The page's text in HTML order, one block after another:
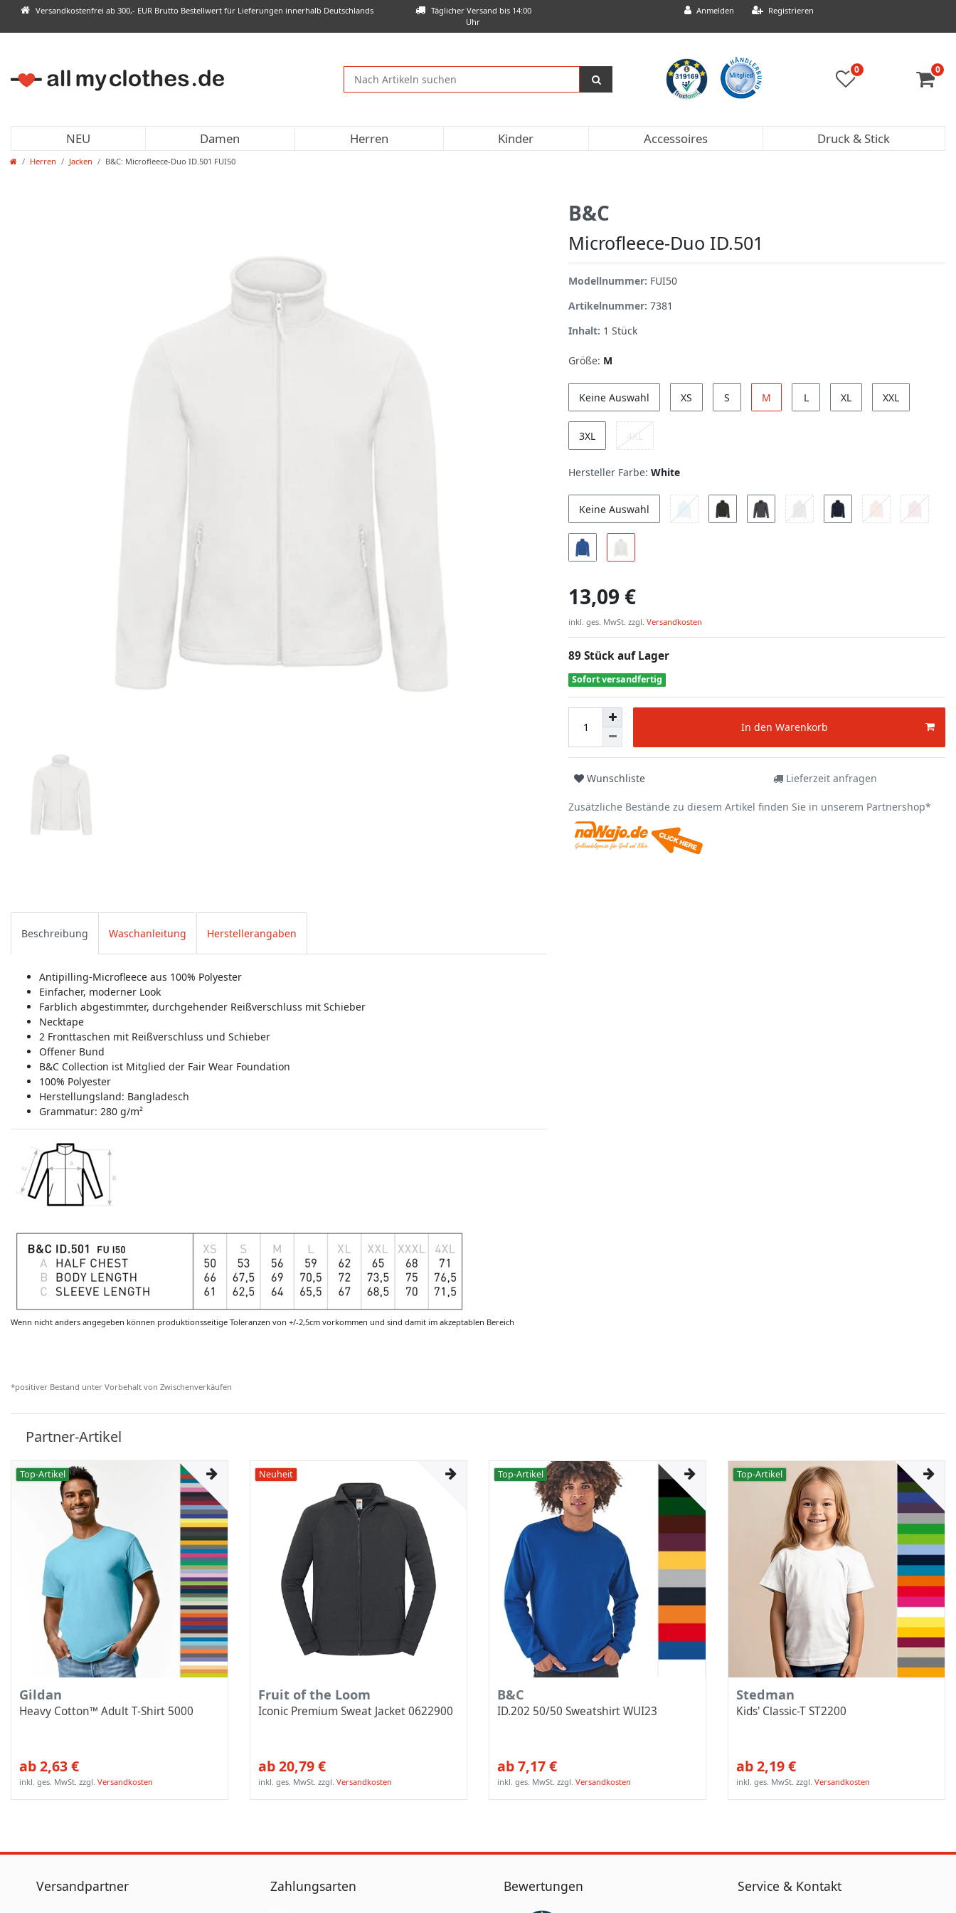
Anmelden Registrieren
Täglicher Versand bis 14:00
Uhr
Versandkostenfrei ab 300,- EUR Brutto Bestellwert für Lieferungen innerhalb Deutschlands
0 0
NEU Damen Herren Kinder Accessoires Druck & Stick
Herren Jacken B&C: Microfleece-Duo ID.501 FUI50
B&C
Microfleece-Duo ID.501
Modellnummer: FUI50
Artikelnummer: 7381
Inhalt: 1 Stück
Größe: M
Keine Auswahl XS S M L XL XXL
3XL 4XL
Hersteller Farbe: White
Keine Auswahl
13,09 €
inkl. ges. MwSt. zzgl. Versandkosten
89 Stück auf Lager
Sofort versandfertig
In den Warenkorb
Wunschliste Lieferzeit anfragen
Zusätzliche Bestände zu diesem Artikel finden Sie in unserem Partnershop*
Beschreibung Waschanleitung Herstellerangaben
Antipilling-Microfleece aus 100% Polyester
Einfacher, moderner Look
Farblich abgestimmter, durchgehender Reißverschluss mit Schieber
Necktape
2 Fronttaschen mit Reißverschluss und Schieber
Offener Bund
B&C Collection ist Mitglied der Fair Wear Foundation
100% Polyester
Herstellungsland: Bangladesch
Grammatur: 280 g/m²
Wenn nicht anders angegeben können produktionsseitige Toleranzen von +/-2,5cm vorkommen und sind damit im akzeptablen Bereich
*positiver Bestand unter Vorbehalt von Zwischenverkäufen
Partner-Artikel
Top-Artikel
Gildan
Heavy Cotton™ Adult T-Shirt 5000
ab 2,63 €
inkl. ges. MwSt. zzgl.Versandkosten
Neuheit
Fruit of the Loom
Iconic Premium Sweat Jacket 0622900
ab 20,79 €
inkl. ges. MwSt. zzgl.Versandkosten
Top-Artikel
B&C
ID.202 50/50 Sweatshirt WUI23
ab 7,17 €
inkl. ges. MwSt. zzgl.Versandkosten
Top-Artikel
Stedman
Kids' Classic-T ST2200
ab 2,19 €
inkl. ges. MwSt. zzgl.Versandkosten
Versandpartner Zahlungsarten Bewertungen Service & Kontakt